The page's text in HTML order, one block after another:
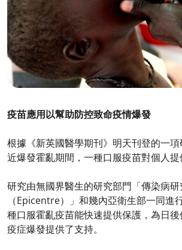
疫苗應用以幫助防控致命疫情爆發
根據《新英國醫學期刊》明天刊登的一
近爆發霍亂期間，一種口服疫苗對個人提
研究由無國界醫生的研究部門「傳染病
（Epicentre）」和幾內亞衛生部一同進
種口服霍亂疫苗能快速提供保護，為日
疫症爆發提供了支持。